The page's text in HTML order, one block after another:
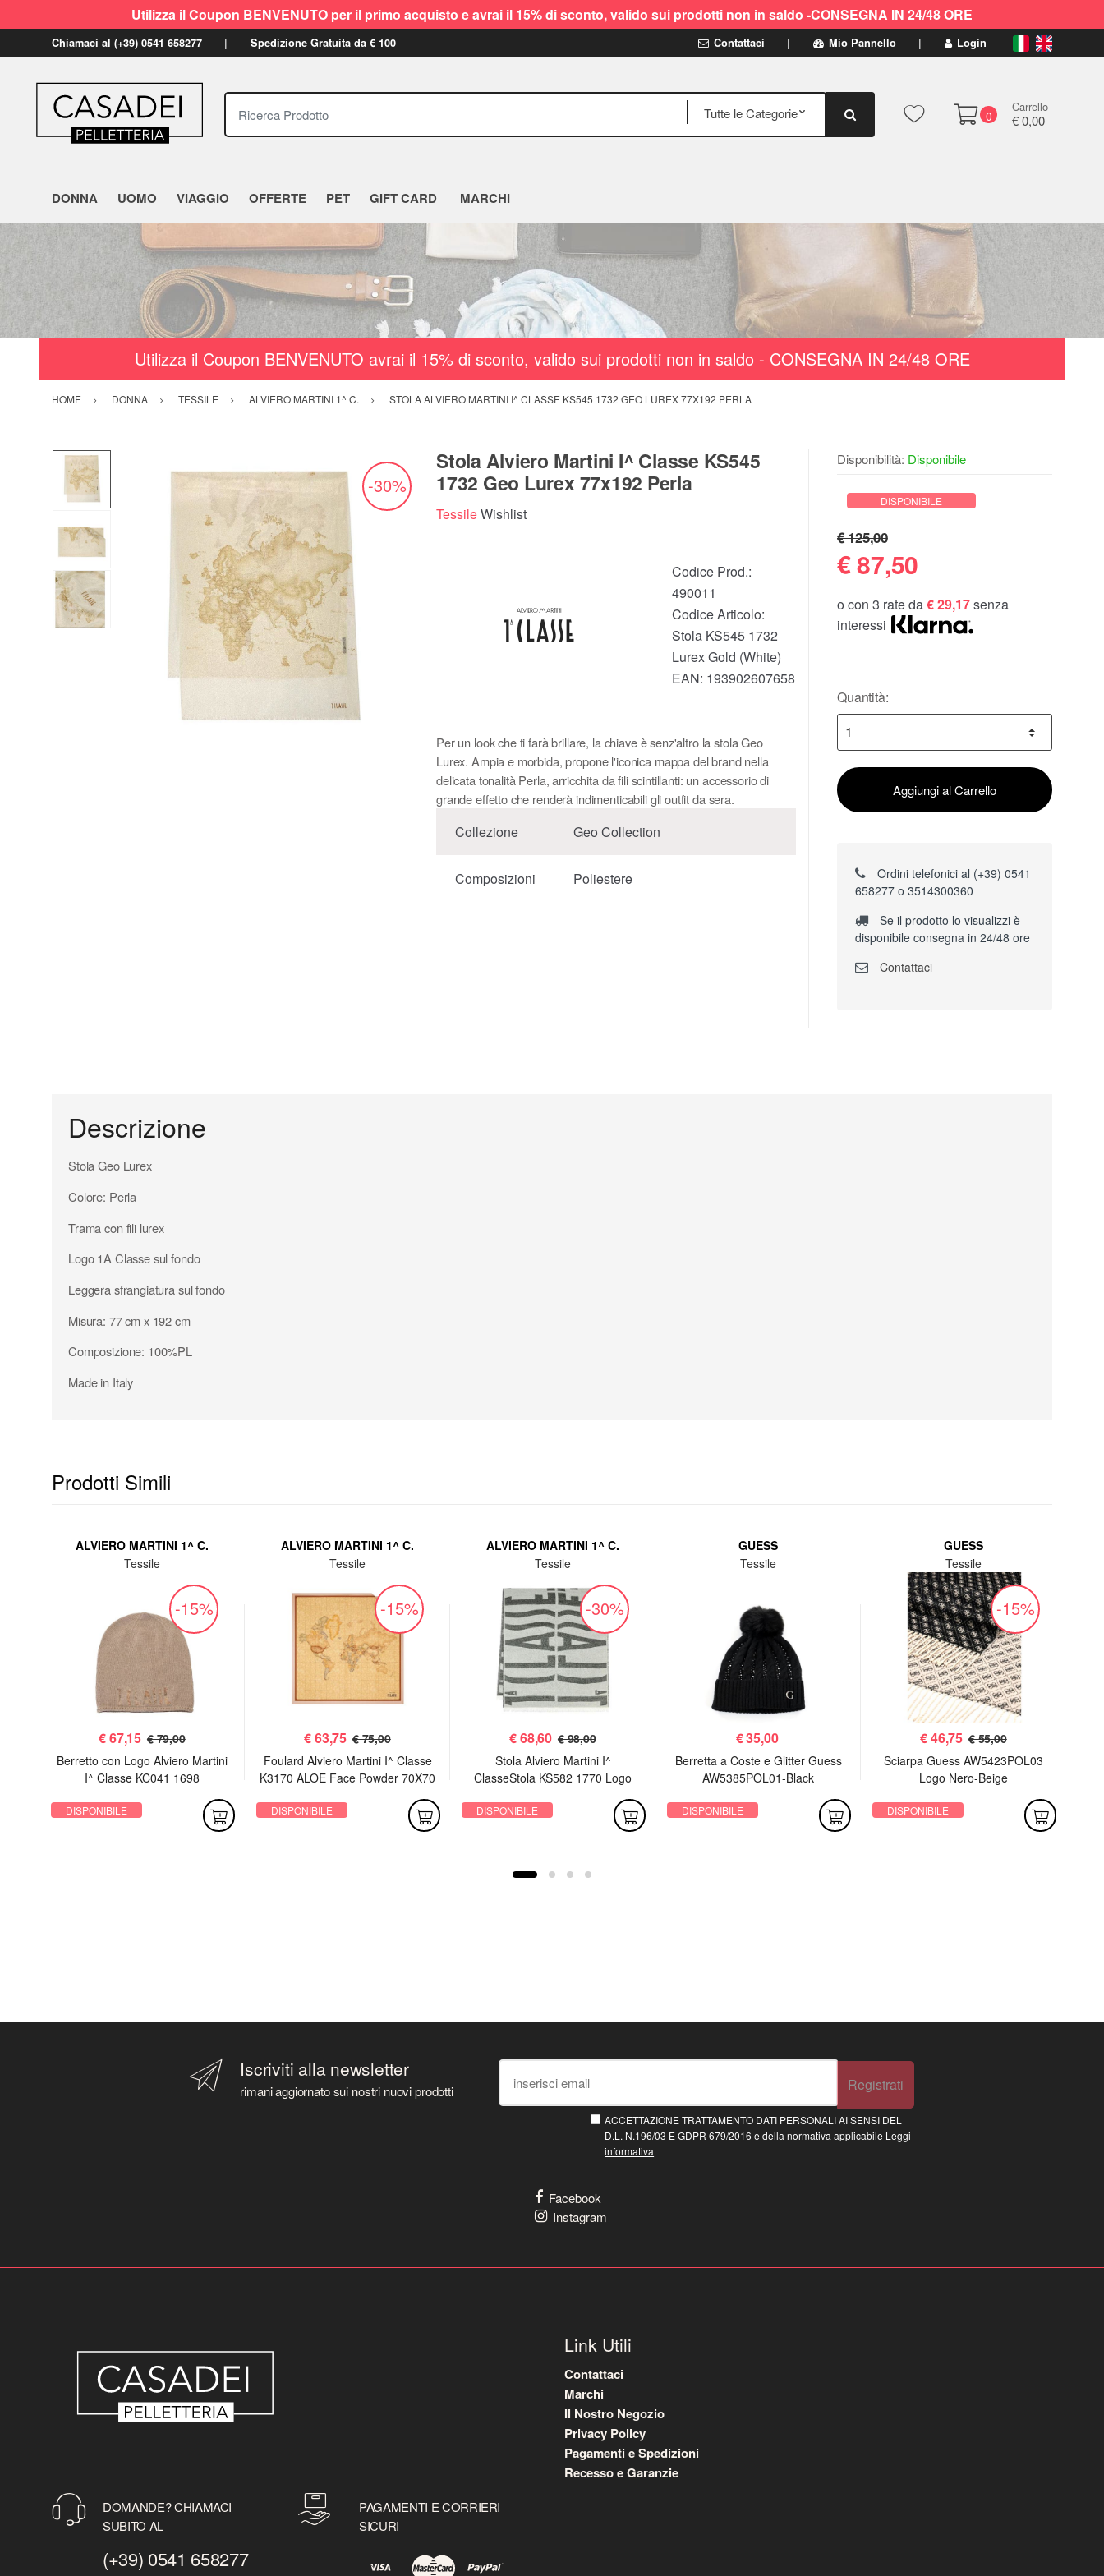
Utilizza il Coupon BENVENUTO per il primo acquisto e avrai il 15% di sconto, valido sui prodotti non in saldo -CONSEGNA IN 24/48 ORE
Chiamaci al (+39) 0541 658277 Spedizione Gratuita da € 100 Contattaci Mio Pannello Login
Ricerca Prodotto
0
Carrello
€ 0,00
DONNA UOMO VIAGGIO OFFERTE PET GIFT CARD MARCHI
Utilizza il Coupon BENVENUTO avrai il 15% di sconto, valido sui prodotti non in saldo - CONSEGNA IN 24/48 ORE
HOME DONNA TESSILE ALVIERO MARTINI 1^ C. STOLA ALVIERO MARTINI I^ CLASSE KS545 1732 GEO LUREX 77X192 PERLA
-30%
Stola Alviero Martini I^ Classe KS545
1732 Geo Lurex 77x192 Perla
TessileWishlist
Codice Prod.:
490011
Codice Articolo:
Stola KS545 1732
Lurex Gold (White)
EAN: 193902607658
Per un look che ti farà brillare, la chiave è senz'altro la stola Geo
Lurex. Ampia e morbida, propone l'iconica mappa del brand nella
delicata tonalità Perla, arricchita da fili scintillanti: un accessorio di
grande effetto che renderà indimenticabili gli outfit da sera.
Collezione Geo Collection
Composizioni Poliestere
Disponibilità: Disponibile
DISPONIBILE
€ 125,00
€87,50
o con 3 rate da€ 29,17senza
interessi
Quantità:
Aggiungi al Carrello
Ordini telefonici al (+39) 0541
658277 o 3514300360
Se il prodotto lo visualizzi è
disponibile consegna in 24/48 ore
Contattaci
Descrizione
Stola Geo Lurex
Colore: Perla
Trama con fili lurex
Logo 1A Classe sul fondo
Leggera sfrangiatura sul fondo
Misura: 77 cm x 192 cm
Composizione: 100%PL
Made in Italy
Prodotti Simili
ALVIERO MARTINI 1^ C.
Tessile
-15%
€67,15 € 79,00
Berretto con Logo Alviero Martini
I^ Classe KC041 1698
DISPONIBILE
ALVIERO MARTINI 1^ C.
Tessile
-15%
€63,75 € 75,00
Foulard Alviero Martini I^ Classe
K3170 ALOE Face Powder 70X70
DISPONIBILE
ALVIERO MARTINI 1^ C.
Tessile
-30%
€68,60 € 98,00
Stola Alviero Martini I^
ClasseStola KS582 1770 Logo
DISPONIBILE
GUESS
Tessile
€35,00
Berretta a Coste e Glitter Guess
AW5385POL01-Black
DISPONIBILE
GUESS
Tessile
-15%
€46,75 € 55,00
Sciarpa Guess AW5423POL03
Logo Nero-Beige
DISPONIBILE
Iscriviti alla newsletter
rimani aggiornato sui nostri nuovi prodotti Registrati
ACCETTAZIONE TRATTAMENTO DATI PERSONALI AI SENSI DEL
D.L. N.196/03 E GDPR 679/2016 e della normativa applicabile Leggi
informativa
Facebook
Instagram
DOMANDE? CHIAMACI
SUBITO AL
(+39) 0541 658277
PAGAMENTI E CORRIERI
SICURI
Link Utili
Contattaci
Marchi
Il Nostro Negozio
Privacy Policy
Pagamenti e Spedizioni
Recesso e Garanzie